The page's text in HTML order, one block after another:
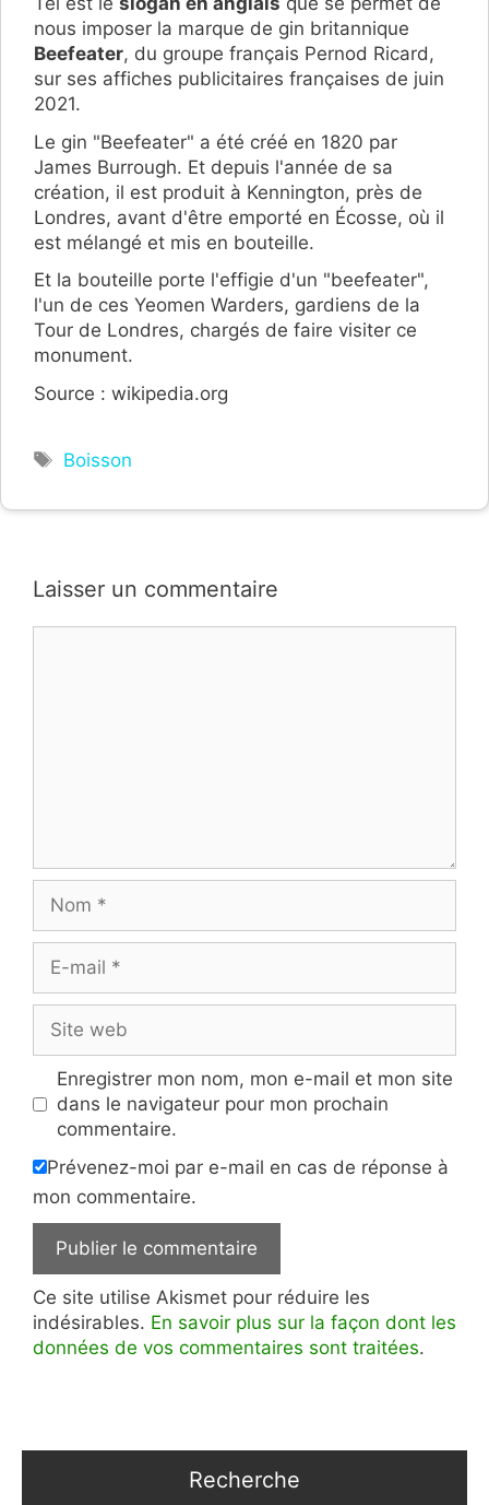
nous imposer la marque de gin britannique
Beefeater, du groupe français Pernod Ricard,
sur ses affiches publicitaires françaises de juin
2021.
Le gin "Beefeater" a été créé en 1820 par
James Burrough. Et depuis l'année de sa
création, il est produit à Kennington, près de
Londres, avant d'être emporté en Écosse, où il
est mélangé et mis en bouteille.
Et la bouteille porte l'effigie d'un "beefeater",
l'un de ces Yeomen Warders, gardiens de la
Tour de Londres, chargés de faire visiter ce
monument.
Source : wikipedia.org
Étiquettes
Boisson
Laisser un commentaire
mail
web
Enregistrer mon nom, mon e-mail et mon site
dans le navigateur pour mon prochain
commentaire.
Prévenez-moi par e-mail en cas de réponse à
mon commentaire.
Ce site utilise Akismet pour réduire les
indésirables. En savoir plus sur la façon dont les
données de vos commentaires sont traitées.
Recherche